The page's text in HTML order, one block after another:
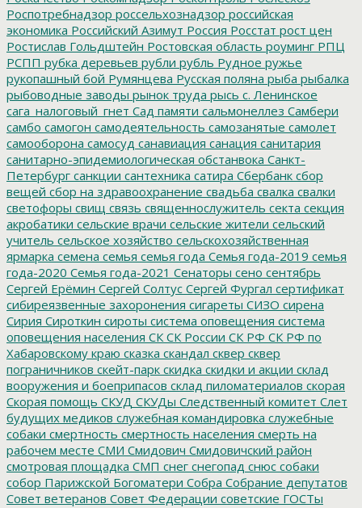
Роспотребнадзор россельхознадзор российская
экономика Российский Азимут Россия Росстат рост цен
Ростислав Гольдштейн Ростовская область роуминг РПЦ
РСПП рубка деревьев рубли рубль Рудное ружье
рукопашный бой Румянцева Русская поляна рыба рыбалка
рыбоводные заводы рынок труда рысь с. Ленинское
сага_налоговый_гнет Сад памяти сальмонеллез Самбери
самбо самогон самодеятельность самозанятые самолет
самооборона самосуд санавиация санация санитария
санитарно-эпидемиологическая обстанвока Санкт-
Петербург санкции сантехника сатира Сбербанк сбор
вещей сбор на здравоохранение свадьба свалка свалки
светофоры свищ связь священнослужитель секта секция
акробатики сельские врачи сельские жители сельский
учитель сельское хозяйство сельскохозяйственная
ярмарка семена семья семья года Семья года-2019 семья
года-2020 Семья года-2021 Сенаторы сено сентябрь
Сергей Ерёмин Сергей Солтус Сергей Фургал сертификат
сибиреязвенные захоронения сигареты СИЗО сирена
Сирия Сироткин сироты система оповещения система
оповещения населения СК СК России СК РФ СК РФ по
Хабаровскому краю сказка скандал сквер сквер
пограничников скейт-парк скидка скидки и акции склад
вооружения и боеприпасов склад пиломатериалов скорая
Скорая помощь СКУД СКУДы Следственный комитет Слет
будущих медиков служебная командировка служебные
собаки смертность смертность населения смерть на
рабочем месте СМИ Смидович Смидовичский район
смотровая площадка СМП снег снегопад снюс собаки
собор Парижской Богоматери Собра Собрание депутатов
Совет ветеранов Совет Федерации советские ГОСТы